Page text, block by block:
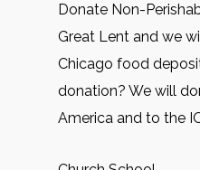
Donate Non-
Great Lent and we
Chicago food
donation? We will
America and to the